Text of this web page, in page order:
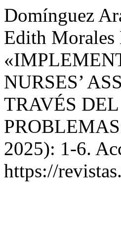
Domínguez
Edith Morales
NURSES’
TRAVÉS
2025): 1-6.
https://